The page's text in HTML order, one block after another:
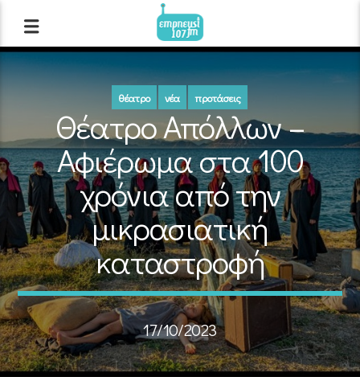
θέατρο νέα προτάσεις
Θέατρο Απόλλων –
Αφιέρωμα στα 100
χρόνια από την
μικρασιατική
καταστροφή
17/10/2023